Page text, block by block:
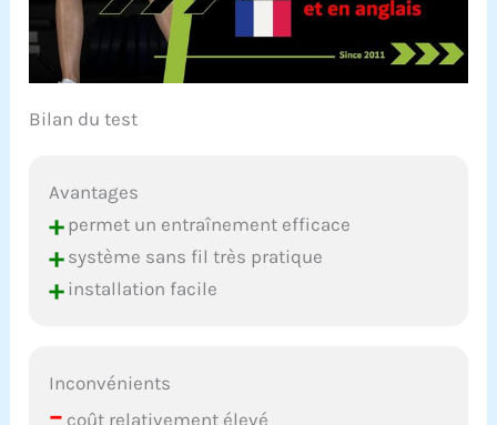
Bilan du test
Avantages
+permet un entraînement efficace
+système sans fil très pratique
+installation facile
Inconvénients
– coût relativement élevé